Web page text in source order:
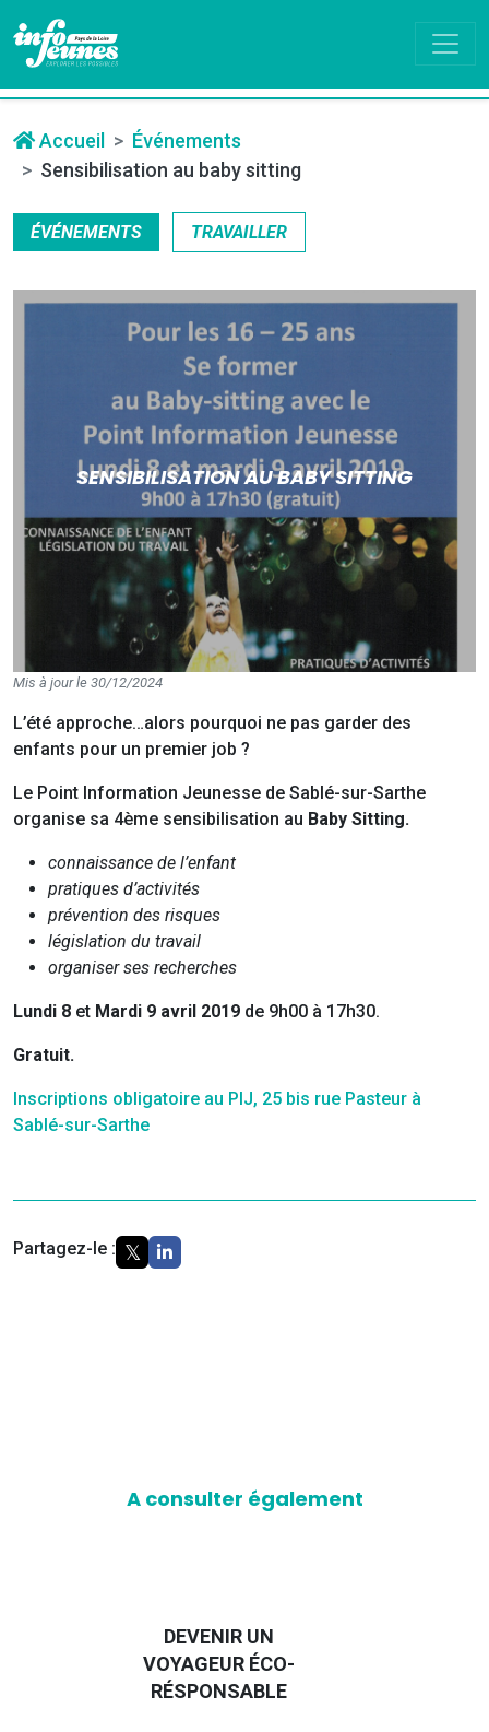
Accueil
Événements
Sensibilisation au baby sitting
ÉVÉNEMENTS TRAVAILLER
SENSIBILISATION AU BABY SITTING
Mis à jour le 30/12/2024
L’été approche…alors pourquoi ne pas garder des
enfants pour un premier job ?
Le Point Information Jeunesse de Sablé-sur-Sarthe
organise sa 4ème sensibilisation au Baby Sitting.
connaissance de l’enfant
pratiques d’activités
prévention des risques
législation du travail
organiser ses recherches
Lundi 8 et Mardi 9 avril 2019 de 9h00 à 17h30.
Gratuit.
Inscriptions obligatoire au PIJ, 25 bis rue Pasteur à
Sablé-sur-Sarthe
Partagez-le :
A consulter également
DEVENIR UN
VOYAGEUR ÉCO-
RÉSPONSABLE